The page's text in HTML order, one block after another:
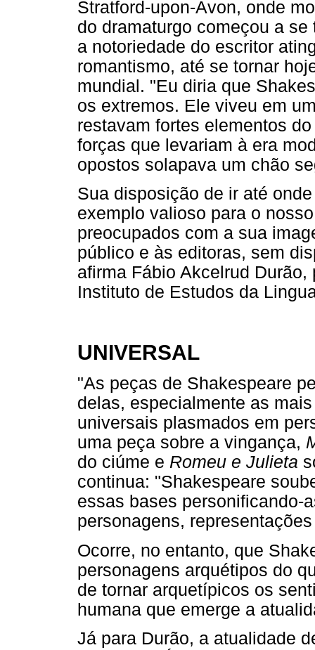
Stratford-upon-Avon, onde
do dramaturgo começou a
a notoriedade do escritor
romantismo, até se tornar
mundial. "Eu diria que
os extremos. Ele viveu em
restavam fortes elementos
forças que levariam à era
opostos solapava um chão
Sua disposição de ir até
exemplo valioso para o
preocupados com a sua
público e às editoras, sem
afirma Fábio Akcelrud
Instituto de Estudos da
UNIVERSAL
"As peças de Shakespeare
delas, especialmente as
universais plasmados em
uma peça sobre a vingança,
do ciúme e Romeu e Julieta
continua: "Shakespeare
essas bases personificando-
personagens,
Ocorre, no entanto, que
personagens arquétipos do
de tornar arquetípicos os
humana que emerge a
Já para Durão, a atualidade